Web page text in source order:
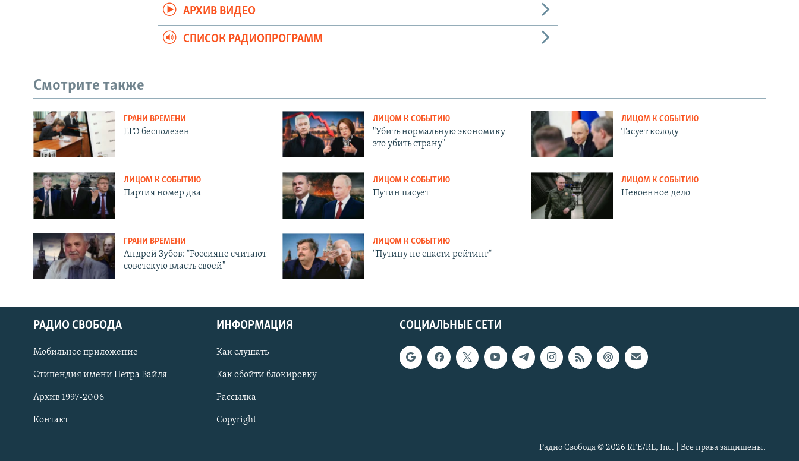
СОЦИАЛЬНЫЕ СЕТИ
АРХИВ ВИДЕО
СПИСОК РАДИОПРОГРАММ
Смотрите также
ГРАНИ ВРЕМЕНИ
ЕГЭ бесполезен
ЛИЦОМ К СОБЫТИЮ
"Убить нормальную экономику –
это убить страну"
ЛИЦОМ К СОБЫТИЮ
Тасует колоду
ЛИЦОМ К СОБЫТИЮ
Партия номер два
ЛИЦОМ К СОБЫТИЮ
Путин пасует
ЛИЦОМ К СОБЫТИЮ
Невоенное дело
ГРАНИ ВРЕМЕНИ
Андрей Зубов: "Россияне считают
советскую власть своей"
ЛИЦОМ К СОБЫТИЮ
"Путину не спасти рейтинг"
СОЦИАЛЬНЫЕ СЕТИ
РАДИО СВОБОДА
Мобильное приложение
Стипендия имени Петра Вайля
Архив 1997-2006
Контакт
ИНФОРМАЦИЯ
Как слушать
Как обойти блокировку
Рассылка
Copyright
Радио Свобода © 2026 RFE/RL, Inc. | Все права защищены.